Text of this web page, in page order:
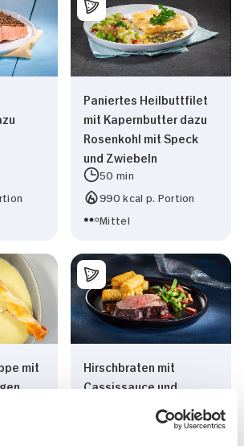
Paniertes Heilbuttfilet
mit Kapernbutter dazu
Rosenkohl mit Speck
und Zwiebeln
50 min
990 kcal p. Portion
Mittel
mit
Hirschbraten mit
Cassissauce und